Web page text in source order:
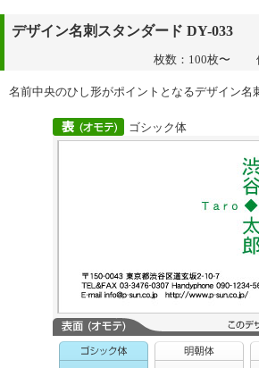
デザイン名刺スタンダード DY-033
枚数：100枚〜
名前中央のひし形がポイントとなるデザイン名
ゴシック体